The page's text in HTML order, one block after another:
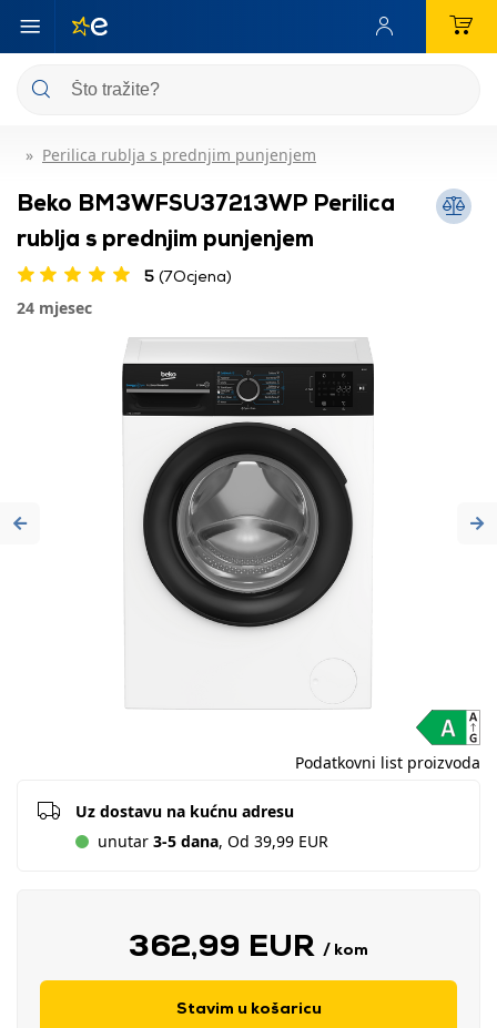
Perilica rublja s prednjim punjenjem
Beko BM3WFSU37213WP Perilica
rublja s prednjim punjenjem
5 (7Ocjena)
24 mjesec
Previous
Podatkovni list proizvoda
Uz dostavu na kućnu adresu
unutar 3-5 dana, Od 39,99 EUR
362,99 EUR / kom
Stavim u košaricu